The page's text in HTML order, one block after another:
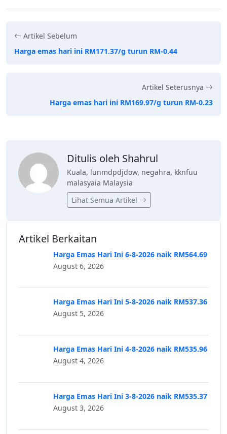
Artikel Sebelum
Harga emas hari ini RM171.37/g turun RM-0.44
Artikel Seterusnya
Harga emas hari ini RM169.97/g turun RM-0.23
Ditulis oleh Shahrul
Kuala, lunmdpdjdow, negahra, kknfuu
malasyaia Malaysia
Lihat Semua Artikel
Artikel Berkaitan
Harga Emas Hari Ini 6-8-2026 naik RM564.69
August 6, 2026
Harga Emas Hari Ini 5-8-2026 naik RM537.36
August 5, 2026
Harga Emas Hari Ini 4-8-2026 naik RM535.96
August 4, 2026
Harga Emas Hari Ini 3-8-2026 naik RM535.37
August 3, 2026